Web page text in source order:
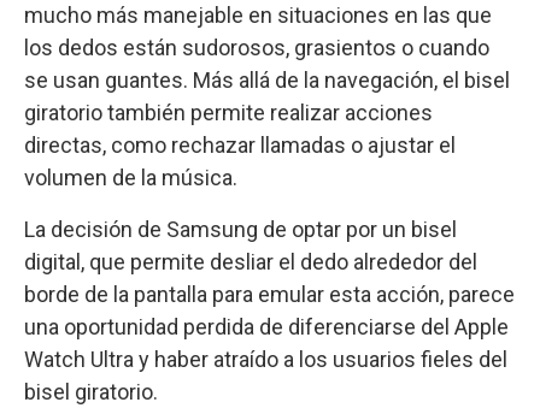
mucho más manejable en situaciones en las que
los dedos están sudorosos, grasientos o cuando
se usan guantes. Más allá de la navegación, el bisel
giratorio también permite realizar acciones
directas, como rechazar llamadas o ajustar el
volumen de la música.
La decisión de Samsung de optar por un bisel
digital, que permite desliar el dedo alrededor del
borde de la pantalla para emular esta acción, parece
una oportunidad perdida de diferenciarse del Apple
Watch Ultra y haber atraído a los usuarios fieles del
bisel giratorio.